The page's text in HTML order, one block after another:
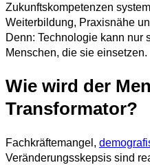
Zukunftskompetenzen
Weiterbildung, Praxisnähe
Denn: Technologie kann nur
Menschen, die sie einsetzen.
Wie wird der
Transformator?
Fachkräftemangel,
Veränderungsskepsis sind